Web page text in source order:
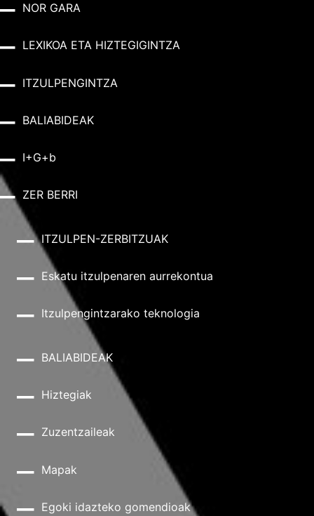
NOR GARA
LEXIKOA ETA HIZTEGIGINTZA
ITZULPENGINTZA
BALIABIDEAK
I+G+b
ZER BERRI
ITZULPEN-ZERBITZUAK
Eskatu itzulpenaren aurrekontua
Itzulpengintzarako teknologia
BALIABIDEAK
Hiztegiak
Zuzentzaileak
Mapak
Egoki idazteko gomendioak